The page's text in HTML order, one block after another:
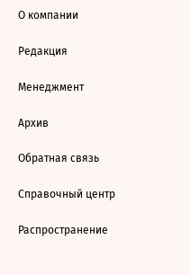
О компании
Редакция
Менеджмент
Архив
Обратная связь
Справочный центр
Распространение